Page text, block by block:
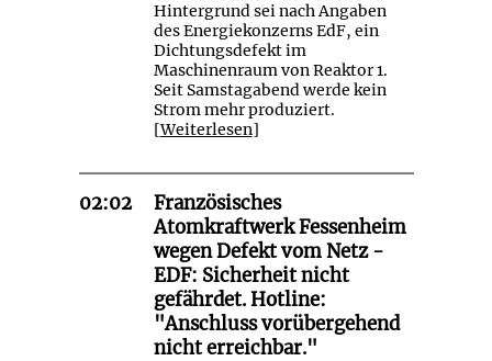
Hintergrund sei nach Angaben
des Energiekonzerns EdF, ein
Dichtungsdefekt im
Maschinenraum von Reaktor 1.
Seit Samstagabend werde kein
Strom mehr produziert.
[Weiterlesen]
02:02
Französisches
Atomkraftwerk Fessenheim
wegen Defekt vom Netz -
EDF: Sicherheit nicht
gefährdet. Hotline:
"Anschluss vorübergehend
nicht erreichbar."